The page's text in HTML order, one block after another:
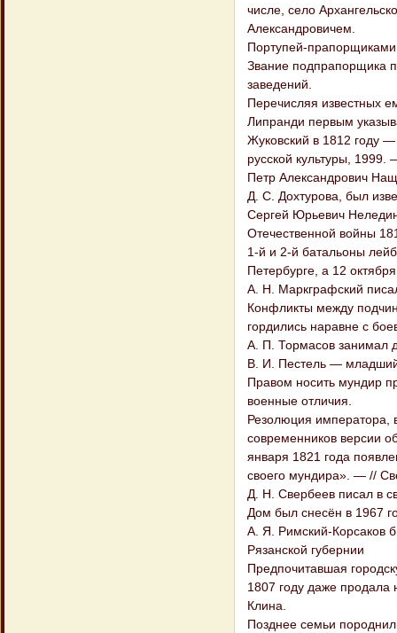
числе, село
Александровичем.
Портупей-
Звание подпрапорщика
заведений.
Перечисляя известных
Липранди первым
Жуковский в 1812 году
русской культуры,
Петр Александрович
Д. С. Дохтурова, был
Сергей Юрьевич
Отечественной войны
1-й и 2-й батальоны
Петербурге, а 12
А. Н. Маркграфский
Конфликты между
гордились наравне с
А. П. Тормасов занимал
В. И. Пестель — младший
Правом носить мундир
военные отличия.
Резолюция императора,
современников версии
января 1821 года
своего мундира». — //
Д. Н. Свербеев писал в
Дом был снесён в 1967
А. Я. Римский-Корсаков
Рязанской губернии
Предпочитавшая
1807 году даже продала
Клина.
Позднее семьи